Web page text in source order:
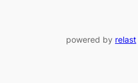
powered by relast